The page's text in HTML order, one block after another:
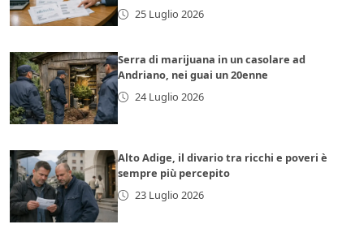
25 Luglio 2026
Serra di marijuana in un casolare ad
Andriano, nei guai un 20enne
24 Luglio 2026
Alto Adige, il divario tra ricchi e poveri è
sempre più percepito
23 Luglio 2026